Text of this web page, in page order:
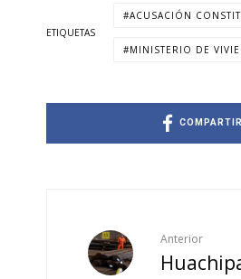
ETIQUETAS
ACUSACIÓN
MINISTERIO DE
COMPARTIR
Anterior